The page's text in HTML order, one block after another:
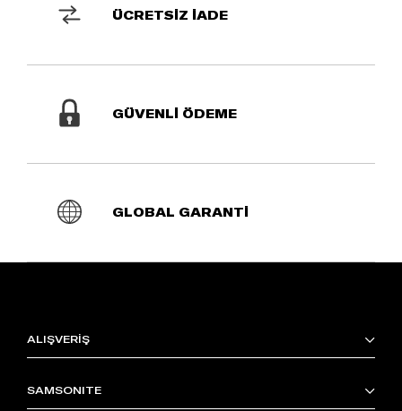
ÜCRETSİZ İADE
GÜVENLİ ÖDEME
GLOBAL GARANTİ
ALIŞVERİŞ
SAMSONITE